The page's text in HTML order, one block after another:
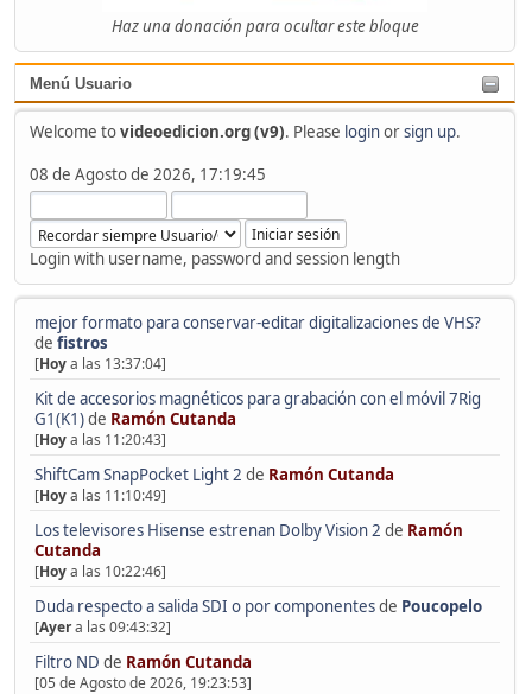
Haz una donación para ocultar este bloque
Menú Usuario
Welcome tovideoedicion.org (v9). Please loginorsign up.
08 de Agosto de 2026, 17:19:45
Login with username, password and session length
mejor formato para conservar-editar digitalizaciones de VHS?
de fistros
[Hoya las 13:37:04]
Kit de accesorios magnéticos para grabación con el móvil 7Rig
G1(K1)de Ramón Cutanda
[Hoya las 11:20:43]
ShiftCam SnapPocket Light 2 de Ramón Cutanda
[Hoya las 11:10:49]
Los televisores Hisense estrenan Dolby Vision 2 de Ramón
Cutanda
[Hoya las 10:22:46]
Duda respecto a salida SDI o por componentesde Poucopelo
[Ayera las 09:43:32]
Filtro ND de Ramón Cutanda
[05 de Agosto de 2026, 19:23:53]